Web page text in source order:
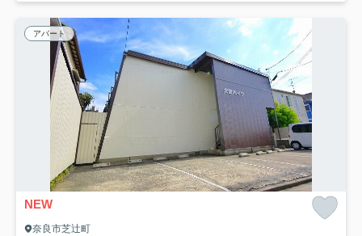
アパート
NEW
奈良市芝辻町